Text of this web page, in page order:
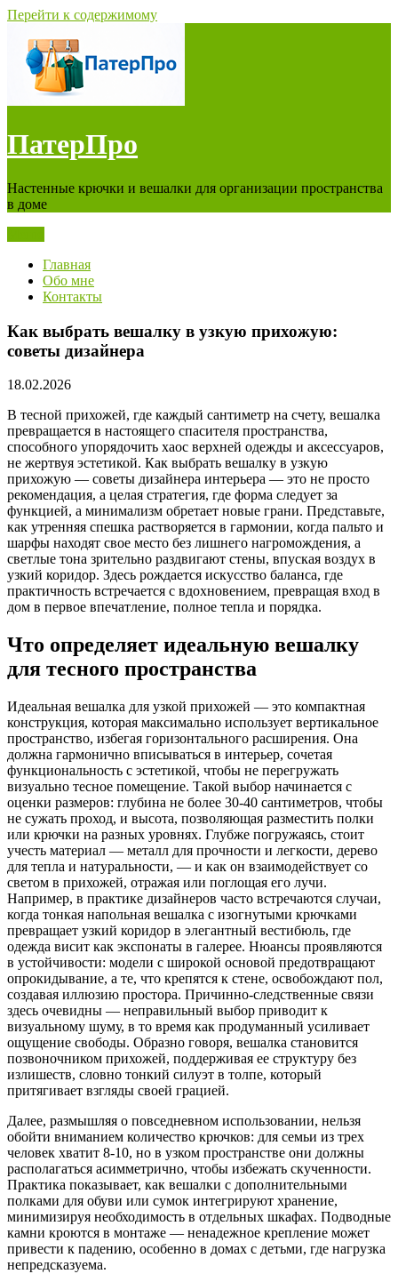
Перейти к содержимому
ПатерПро
Настенные крючки и вешалки для организации пространства
в доме
Главная
Обо мне
Контакты
Как выбрать вешалку в узкую прихожую:
советы дизайнера
18.02.2026
В тесной прихожей, где каждый сантиметр на счету, вешалка
превращается в настоящего спасителя пространства,
способного упорядочить хаос верхней одежды и аксессуаров,
не жертвуя эстетикой. Как выбрать вешалку в узкую
прихожую — советы дизайнера интерьера — это не просто
рекомендация, а целая стратегия, где форма следует за
функцией, а минимализм обретает новые грани. Представьте,
как утренняя спешка растворяется в гармонии, когда пальто и
шарфы находят свое место без лишнего нагромождения, а
светлые тона зрительно раздвигают стены, впуская воздух в
узкий коридор. Здесь рождается искусство баланса, где
практичность встречается с вдохновением, превращая вход в
дом в первое впечатление, полное тепла и порядка.
Что определяет идеальную вешалку
для тесного пространства
Идеальная вешалка для узкой прихожей — это компактная
конструкция, которая максимально использует вертикальное
пространство, избегая горизонтального расширения. Она
должна гармонично вписываться в интерьер, сочетая
функциональность с эстетикой, чтобы не перегружать
визуально тесное помещение. Такой выбор начинается с
оценки размеров: глубина не более 30-40 сантиметров, чтобы
не сужать проход, и высота, позволяющая разместить полки
или крючки на разных уровнях. Глубже погружаясь, стоит
учесть материал — металл для прочности и легкости, дерево
для тепла и натуральности, — и как он взаимодействует со
светом в прихожей, отражая или поглощая его лучи.
Например, в практике дизайнеров часто встречаются случаи,
когда тонкая напольная вешалка с изогнутыми крючками
превращает узкий коридор в элегантный вестибюль, где
одежда висит как экспонаты в галерее. Нюансы проявляются
в устойчивости: модели с широкой основой предотвращают
опрокидывание, а те, что крепятся к стене, освобождают пол,
создавая иллюзию простора. Причинно-следственные связи
здесь очевидны — неправильный выбор приводит к
визуальному шуму, в то время как продуманный усиливает
ощущение свободы. Образно говоря, вешалка становится
позвоночником прихожей, поддерживая ее структуру без
излишеств, словно тонкий силуэт в толпе, который
притягивает взгляды своей грацией.
Далее, размышляя о повседневном использовании, нельзя
обойти вниманием количество крючков: для семьи из трех
человек хватит 8-10, но в узком пространстве они должны
располагаться асимметрично, чтобы избежать скученности.
Практика показывает, как вешалки с дополнительными
полками для обуви или сумок интегрируют хранение,
минимизируя необходимость в отдельных шкафах. Подводные
камни кроются в монтаже — ненадежное крепление может
привести к падению, особенно в домах с детьми, где нагрузка
непредсказуема.